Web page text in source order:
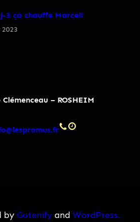
3 ça chauffe Marcel!
Clémenceau – ROSHEIM
by Gutenify and WordPress.